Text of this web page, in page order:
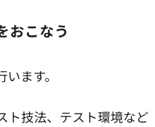
おこなう
ます。
ト技法、テスト環境など